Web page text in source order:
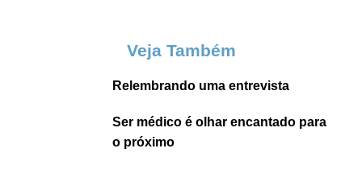
Veja Também
Relembrando uma entrevista
Ser médico é olhar encantado para
o próximo